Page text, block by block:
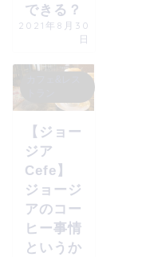
できる？
2021年8月30
日
【ジョー
ジア
Cefe】
ジョージ
アのコー
ヒー事情
というか